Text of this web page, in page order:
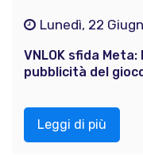
Lunedì, 22
VNLOK sfida
pubblicità del
Leggi di più